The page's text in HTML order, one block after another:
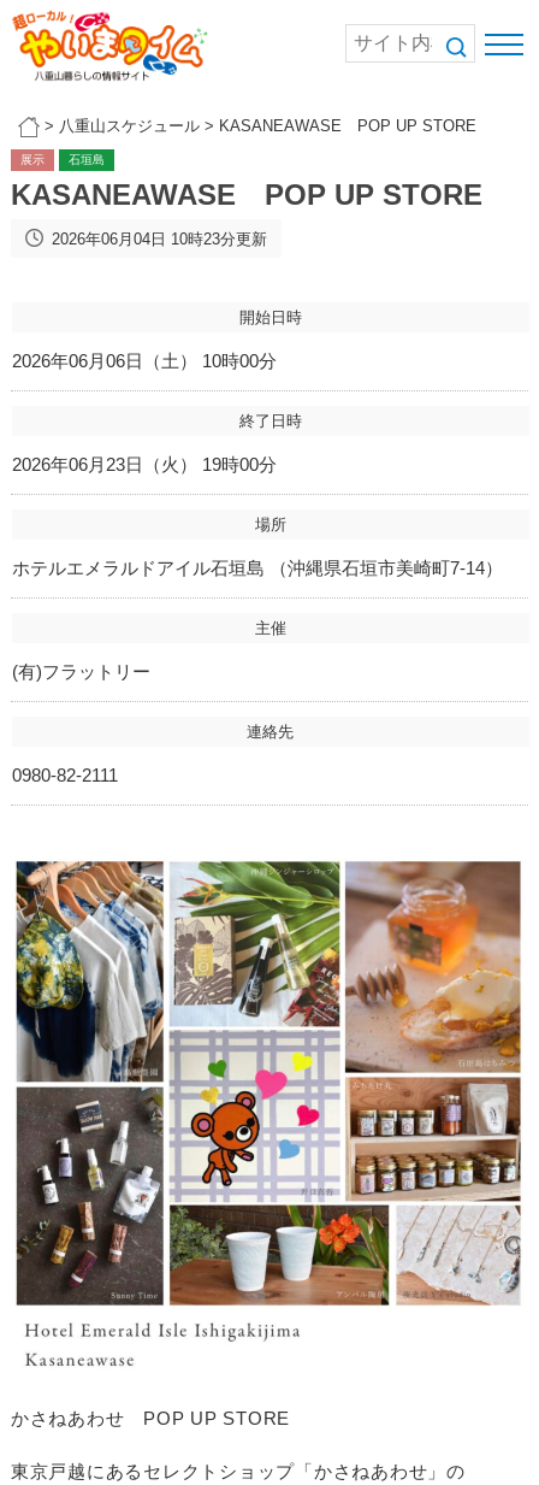
> 八重山スケジュール> KASANEAWASE POP UP STORE
展示 石垣島
KASANEAWASE POP UP STORE
2026年06月04日 10時23分更新
開始日時
2026年06月06日（土） 10時00分
終了日時
2026年06月23日（火） 19時00分
場所
ホテルエメラルドアイル石垣島 （沖縄県石垣市美崎町7-14）
主催
(有)フラットリー
連絡先
0980-82-2111
かさねあわせ POP UP STORE
東京戸越にあるセレクトショップ「かさねあわせ」の